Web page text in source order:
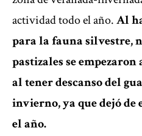
actividad todo el año.Al
para la fauna silvestre,
pastizales se
al tener descanso del
invierno, ya que dejó de
el año.